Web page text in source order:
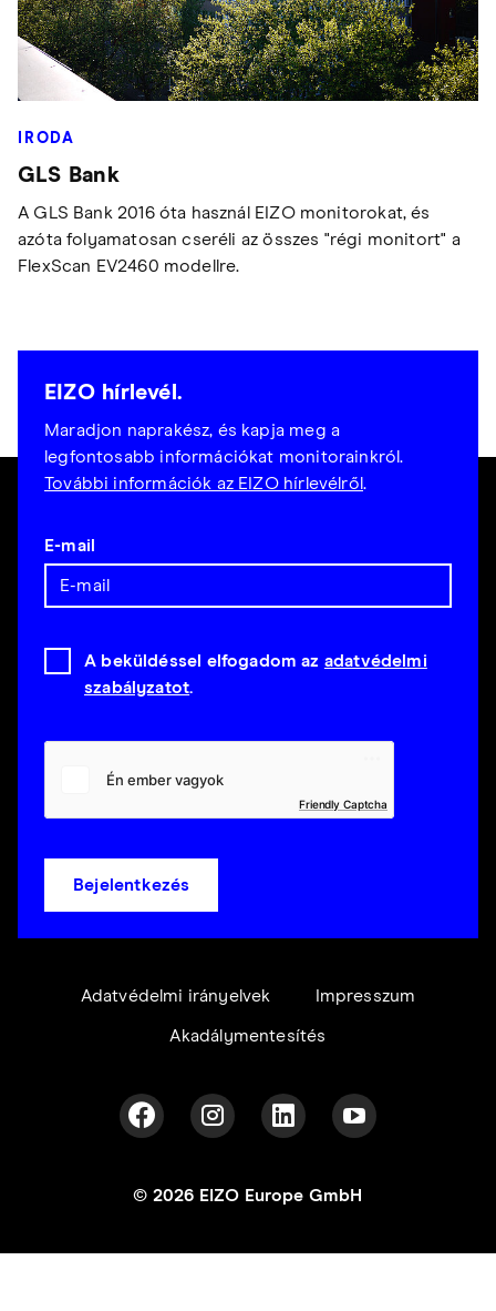
IRODA
GLS Bank
A GLS Bank 2016 óta használ EIZO monitorokat, és
azóta folyamatosan cseréli az összes "régi monitort" a
FlexScan EV2460 modellre.
EIZO hírlevél.
Maradjon naprakész, és kapja meg a
legfontosabb információkat monitorainkról.
További információk az EIZO hírlevélről.
E-mail
A beküldéssel elfogadom az adatvédelmi
szabályzatot.
Friendly Captcha
Bejelentkezés
Adatvédelmi irányelvek Impresszum
Akadálymentesítés
© 2026 EIZO Europe GmbH